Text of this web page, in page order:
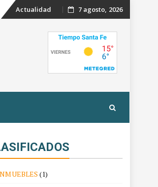
SkipActualidad 7 agosto, 2026
(1)